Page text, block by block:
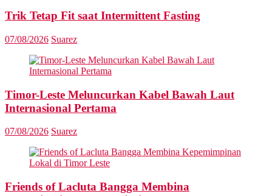
Trik Tetap Fit saat Intermittent Fasting
07/08/2026 Suarez
Timor-Leste Meluncurkan Kabel Bawah Laut
Internasional Pertama
07/08/2026 Suarez
Friends of Lacluta Bangga Membina